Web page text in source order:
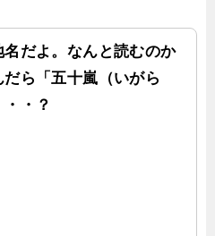
だよ。なんと読むのか
ら「五十嵐（いがら
・？